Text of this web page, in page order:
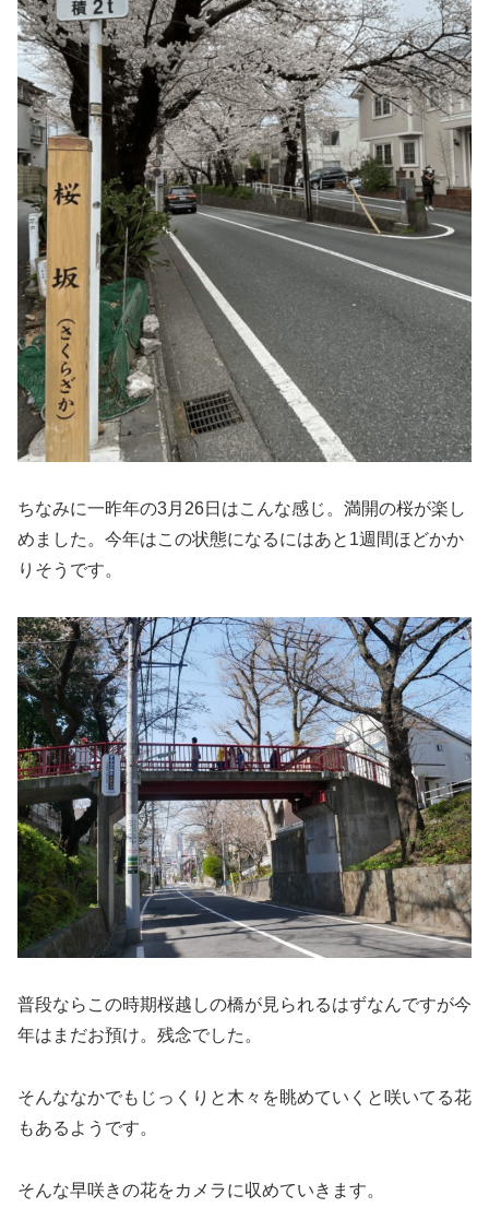
ちなみに一昨年の3月26日はこんな感じ。満開の桜が楽し
めました。今年はこの状態になるにはあと1週間ほどかか
りそうです。
普段ならこの時期桜越しの橋が見られるはずなんですが今
年はまだお預け。残念でした。
そんななかでもじっくりと木々を眺めていくと咲いてる花
もあるようです。
そんな早咲きの花をカメラに収めていきます。